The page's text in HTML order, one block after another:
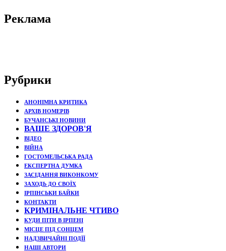
Реклама
Рубрики
АНОНІМНА КРИТИКА
АРХІВ НОМЕРІВ
БУЧАНСЬКІ НОВИНИ
ВАШЕ ЗДОРОВ'Я
ВІДЕО
ВІЙНА
ГОСТОМЕЛЬСЬКА РАДА
ЕКСПЕРТНА ДУМКА
ЗАСІДАННЯ ВИКОНКОМУ
ЗАХОДЬ ДО СВОЇХ
ІРПІНСЬКИ БАЙКИ
КОНТАКТИ
КРИМІНАЛЬНЕ ЧТИВО
КУДИ ПІТИ В ІРПЕНІ
МІСЦЕ ПІД СОНЦЕМ
НАДЗВИЧАЙНІ ПОДЇЇ
НАШІ АВТОРИ